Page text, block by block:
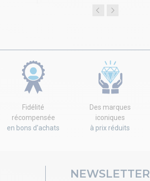
Fidélité
récompensée
en bons d'achats
Des marques
iconiques
à prix réduits
NEWSLETTER